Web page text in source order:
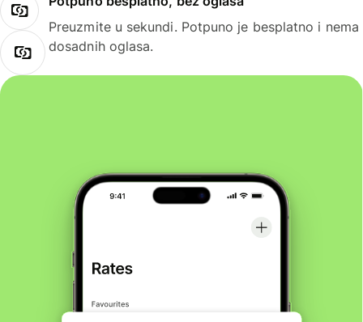
Preuzmite u sekundi. Potpuno je besplatno i nema
dosadnih oglasa.